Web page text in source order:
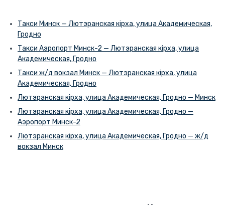
Такси Минск — Лютэранская кірха, улица Академическая,
Гродно
Такси Аэропорт Минск-2 — Лютэранская кірха, улица
Академическая, Гродно
Такси ж/д вокзал Минск — Лютэранская кірха, улица
Академическая, Гродно
Лютэранская кірха, улица Академическая, Гродно — Минск
Лютэранская кірха, улица Академическая, Гродно —
Аэропорт Минск-2
Лютэранская кірха, улица Академическая, Гродно — ж/д
вокзал Минск